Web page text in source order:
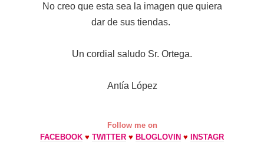
No creo que esta sea la imagen que quiera
dar de sus tiendas.
Un cordial saludo Sr. Ortega.
Antía López
Follow me on
FACEBOOK ♥ TWITTER ♥ BLOGLOVIN ♥ INSTAGR